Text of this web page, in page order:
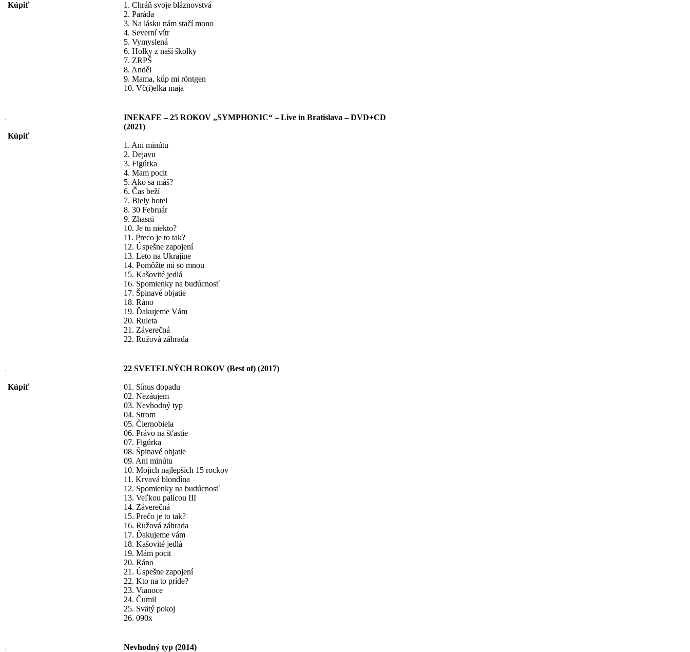
Kúpiť
1. Chráň svoje bláznovstvá
2. Paráda
3. Na lásku nám stačí mono
4. Severní vítr
5. Vymyslená
6. Holky z naší školky
7. ZRPŠ
8. Anděl
9. Mama, kúp mi röntgen
10. Vč(i)elka maja
Kúpiť
INEKAFE – 25 ROKOV „SYMPHONIC“ – Live in Bratislava – DVD+CD
(2021)
1. Ani minútu
2. Dejavu
3. Figúrka
4. Mam pocit
5. Ako sa máš?
6. Čas beží
7. Biely hotel
8. 30 Február
9. Zhasni
10. Je tu niekto?
11. Preco je to tak?
12. Úspešne zapojení
13. Leto na Ukrajine
14. Pomôžte mi so mnou
15. Kašovité jedlá
16. Spomienky na budúcnosť
17. Špinavé objatie
18. Ráno
19. Ďakujeme Vám
20. Ruleta
21. Záverečná
22. Ružová záhrada
Kúpiť
22 SVETELNÝCH ROKOV (Best of) (2017)
01. Sínus dopadu
02. Nezáujem
03. Nevhodný typ
04. Strom
05. Čiernobiela
06. Právo na šťastie
07. Figúrka
08. Špinavé objatie
09. Ani minútu
10. Mojich najlepších 15 rockov
11. Krvavá blondína
12. Spomienky na budúcnosť
13. Veľkou palicou III
14. Záverečná
15. Prečo je to tak?
16. Ružová záhrada
17. Ďakujeme vám
18. Kašovité jedlá
19. Mám pocit
20. Ráno
21. Úspešne zapojení
22. Kto na to príde?
23. Vianoce
24. Čumil
25. Svätý pokoj
26. 090x
Nevhodný typ (2014)